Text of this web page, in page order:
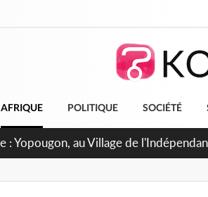
AFRIQUE POLITIQUE SOCIÉTÉ
: CHU de Treichville, après la fronde,